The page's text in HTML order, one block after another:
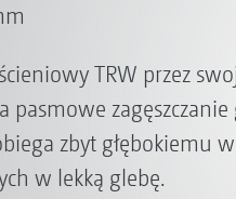
TRW przez
zagęszczanie
zbyt głębokiemu
w lekką glebę.